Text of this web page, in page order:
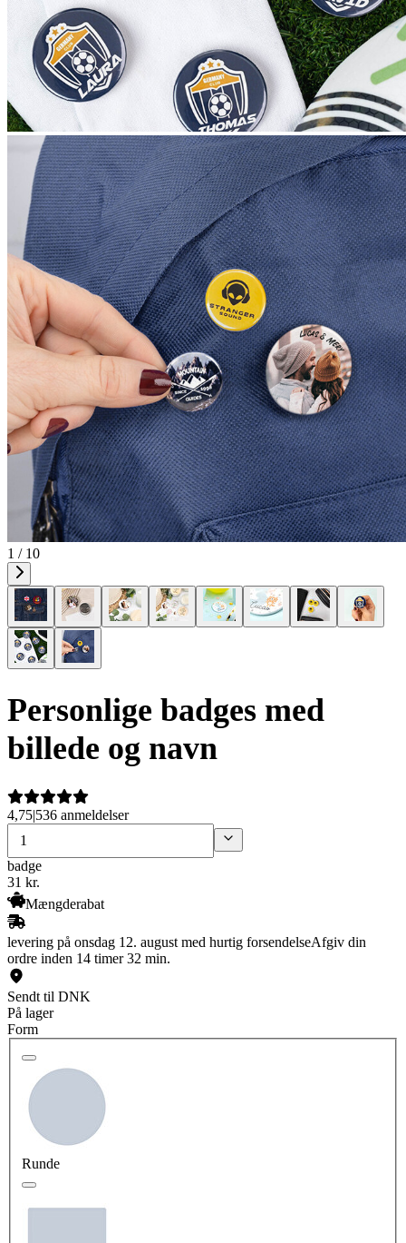
1 / 10
Personlige badges med
billede og navn
4,75|536 anmeldelser
badge
31 kr.
Mængderabat
levering på onsdag 12. august med hurtig forsendelseAfgiv din
ordre inden 14 timer 32 min.
Sendt til DNK
På lager
Form
Runde